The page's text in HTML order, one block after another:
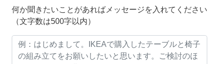
何か聞きたいことがあればメッセージを入れてください
（文字数は500字以内）